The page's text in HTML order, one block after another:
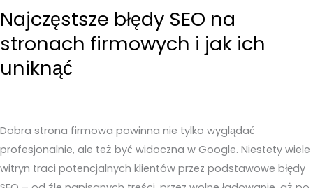
Najczęstsze błędy SEO na
stronach firmowych i jak ich
uniknąć
Dobra strona firmowa powinna nie tylko wyglądać
profesjonalnie, ale też być widoczna w Google. Niestety wiele
witryn traci potencjalnych klientów przez podstawowe błędy